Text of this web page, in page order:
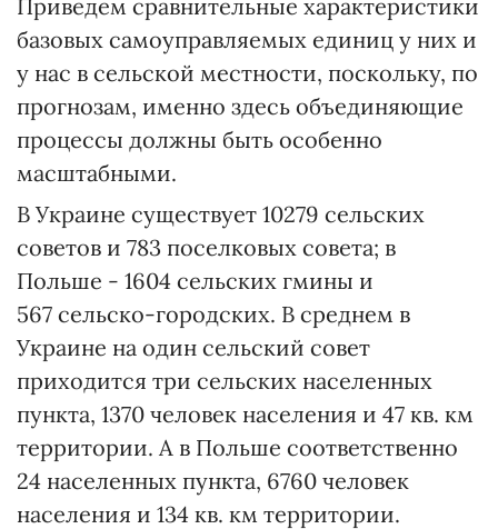
Приведем сравнительные характеристики
базовых самоуправляемых единиц у них и
у нас в сельской местности, поскольку, по
прогнозам, именно здесь объединяющие
процессы должны быть особенно
масштабными.
В Украине существует 10279 сельских
советов и 783 поселковых совета; в
Польше - 1604 сельских гмины и
567 сельско-городских. В среднем в
Украине на один сельский совет
приходится три сельских населенных
пункта, 1370 человек населения и 47 кв. км
территории. А в Польше соответственно
24 населенных пункта, 6760 человек
населения и 134 кв. км территории.